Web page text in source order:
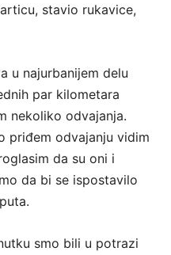
stavio rukavice,
u najurbanijem delu
par kilometara
nekoliko odvajanja.
priđem odvajanju vidim
da su oni i
da bi se ispostavilo
smo bili u potrazi